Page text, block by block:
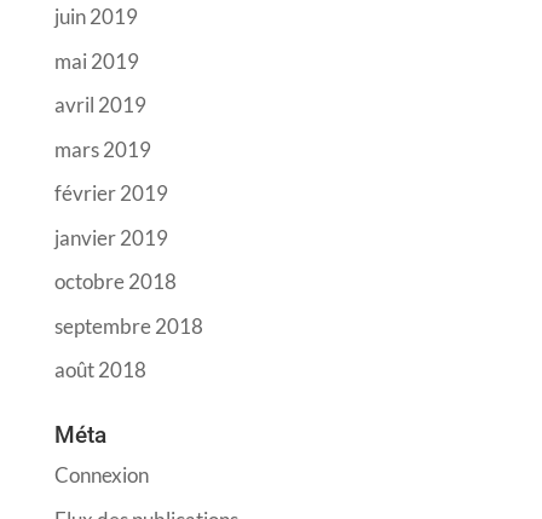
juin 2019
mai 2019
avril 2019
mars 2019
février 2019
janvier 2019
octobre 2018
septembre 2018
août 2018
Méta
Connexion